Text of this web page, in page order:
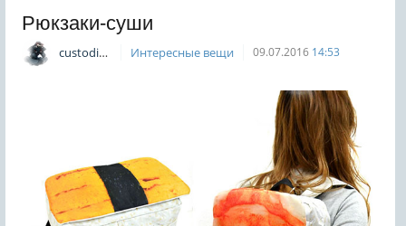
Рюкзаки-суши
custodian Интересные вещи 09.07.2016 14:53